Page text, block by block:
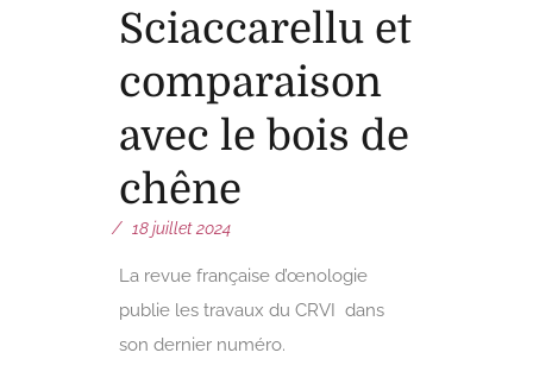
Sciaccarellu et
comparaison
avec le bois de
chêne
18 juillet 2024
La revue française d’œnologie
publie les travaux du CRVI dans
son dernier numéro.